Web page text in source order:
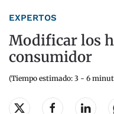
EXPERTOS
Modificar los
consumidor
(Tiempo estimado: 3 - 6